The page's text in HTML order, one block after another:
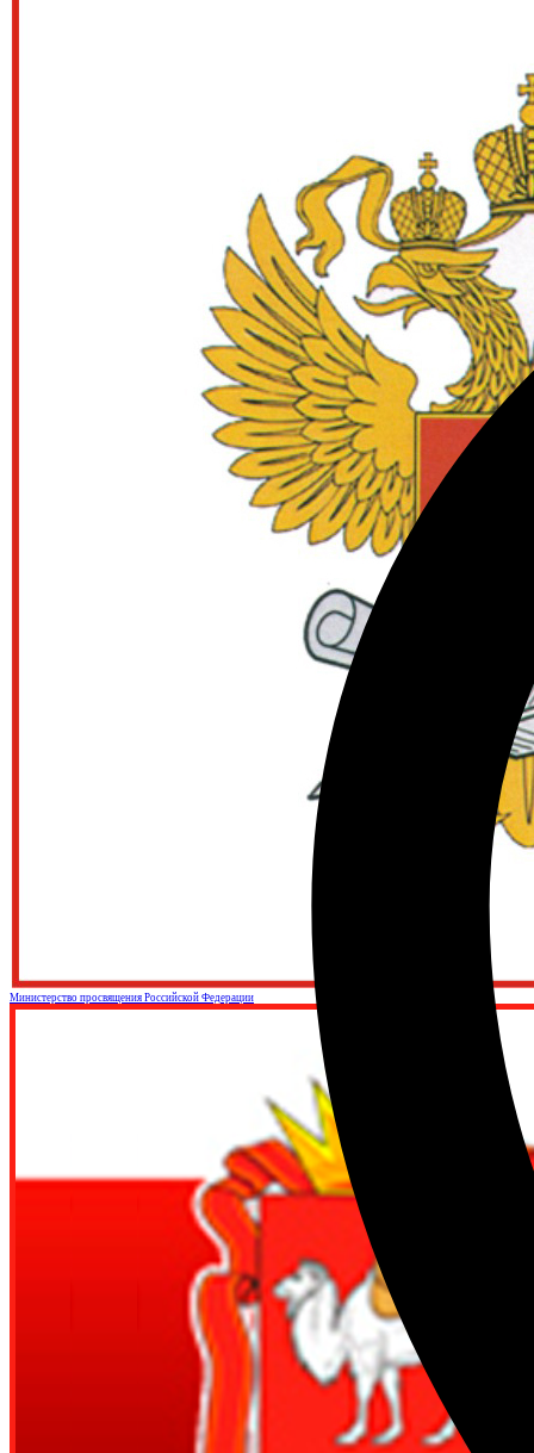
Министерство просвящения Российской Федерации